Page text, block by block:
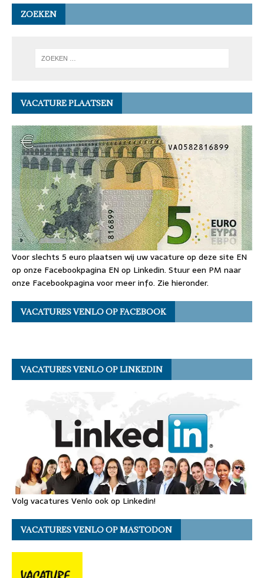
ZOEKEN
VACATURE PLAATSEN
Voor slechts 5 euro plaatsen wij uw vacature op deze site EN
op onze Facebookpagina EN op Linkedin. Stuur een PM naar
onze Facebookpagina voor meer info. Zie hieronder.
VACATURES VENLO OP FACEBOOK
VACATURES VENLO OP LINKEDIN
Volg vacatures Venlo ook op Linkedin!
VACATURES VENLO OP MASTODON